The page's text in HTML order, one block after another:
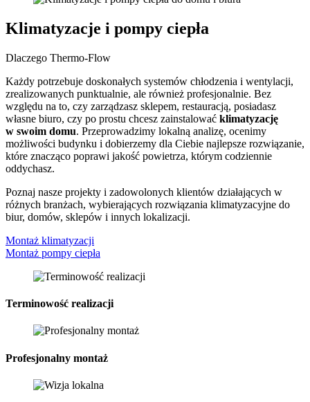
Klimatyzacje i pompy ciepła
Dlaczego Thermo-Flow
Każdy potrzebuje doskonałych systemów chłodzenia i wentylacji,
zrealizowanych punktualnie, ale również profesjonalnie. Bez
względu na to, czy zarządzasz sklepem, restauracją, posiadasz
własne biuro, czy po prostu chcesz zainstalować klimatyzację
w swoim domu. Przeprowadzimy lokalną analizę, ocenimy
możliwości budynku i dobierzemy dla Ciebie najlepsze rozwiązanie,
które znacząco poprawi jakość powietrza, którym codziennie
oddychasz.
Poznaj nasze projekty i zadowolonych klientów działających w
różnych branżach, wybierających rozwiązania klimatyzacyjne do
biur, domów, sklepów i innych lokalizacji.
Montaż klimatyzacji
Montaż pompy ciepła
Terminowość realizacji
Profesjonalny montaż